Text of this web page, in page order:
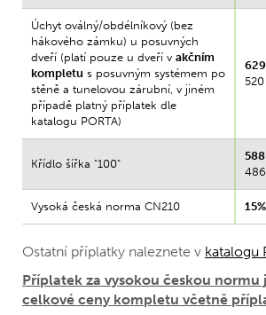
Úchyt oválný/obdélníkový (bez
hákového zámku) u posuvných
dveří (platí pouze u dveří v akčním
kompletu s posuvným systémem po
stěně a tunelovou zárubní, v jiném
případě platný příplatek dle
katalogu PORTA)
Křídlo šířka "100"
Vysoká česká norma CN210 15%
Ostatní příplatky naleznete v katalogu
Příplatek za vysokou českou normu
celkové ceny kompletu včetně